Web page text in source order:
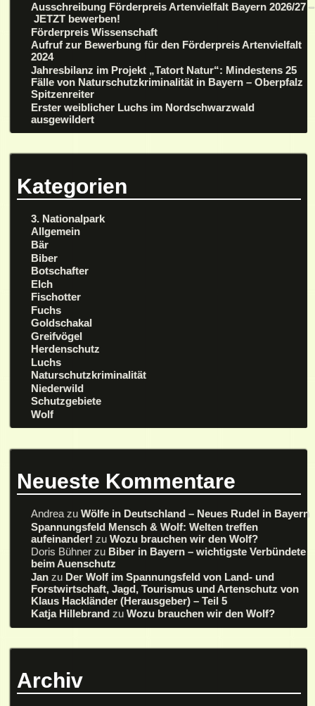
Ausschreibung Förderpreis Artenvielfalt Bayern 2026/27 –
JETZT bewerben!
Förderpreis Wissenschaft
Aufruf zur Bewerbung für den Förderpreis Artenvielfalt
2024
Jahresbilanz im Projekt „Tatort Natur“: Mindestens 25
Fälle von Naturschutzkriminalität in Bayern – Oberpfalz
Spitzenreiter
Erster weiblicher Luchs im Nordschwarzwald
ausgewildert
Kategorien
3. Nationalpark
Allgemein
Bär
Biber
Botschafter
Elch
Fischotter
Fuchs
Goldschakal
Greifvögel
Herdenschutz
Luchs
Naturschutzkriminalität
Niederwild
Schutzgebiete
Wolf
Neueste Kommentare
Andrea zuWölfe in Deutschland – Neues Rudel in Bayern
Spannungsfeld Mensch & Wolf: Welten treffen
aufeinander! zuWozu brauchen wir den Wolf?
Doris Bühner zu Biber in Bayern – wichtigste Verbündete
beim Auenschutz
Jan zu Der Wolf im Spannungsfeld von Land- und
Forstwirtschaft, Jagd, Tourismus und Artenschutz von
Klaus Hackländer (Herausgeber) – Teil 5
Katja Hillebrand zuWozu brauchen wir den Wolf?
Archiv